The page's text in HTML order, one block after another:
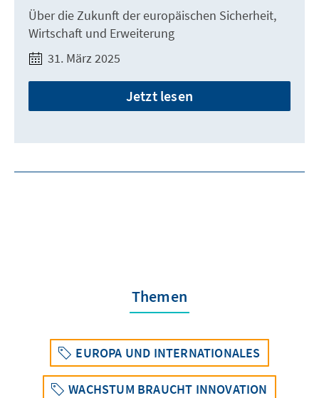
Über die Zukunft der europäischen Sicherheit,
Wirtschaft und Erweiterung
31. März 2025
Jetzt lesen
Themen
EUROPA UND INTERNATIONALES
WACHSTUM BRAUCHT INNOVATION